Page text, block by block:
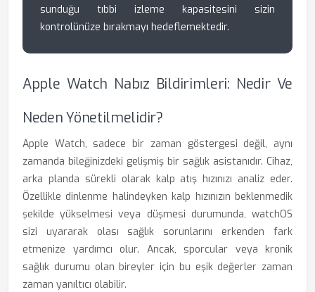
sunduğu tıbbi izleme kapasitesini sizin
kontrolünüze bırakmayı hedeflemektedir.
Apple Watch Nabız Bildirimleri: Nedir Ve
Neden Yönetilmelidir?
Apple Watch, sadece bir zaman göstergesi değil, aynı
zamanda bileğinizdeki gelişmiş bir sağlık asistanıdır. Cihaz,
arka planda sürekli olarak kalp atış hızınızı analiz eder.
Özellikle dinlenme halindeyken kalp hızınızın beklenmedik
şekilde yükselmesi veya düşmesi durumunda, watchOS
sizi uyararak olası sağlık sorunlarını erkenden fark
etmenize yardımcı olur. Ancak, sporcular veya kronik
sağlık durumu olan bireyler için bu eşik değerler zaman
zaman yanıltıcı olabilir.